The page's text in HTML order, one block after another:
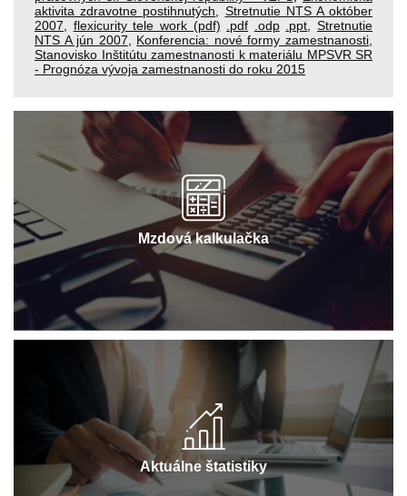
aktivita zdravotne postihnutých
Stretnutie NTS A október
2007
flexicurity tele work (pdf) .pdf .odp .ppt
Stretnutie
NTS A jún 2007
Konferencia: nové formy zamestnanosti
Stanovisko Inštitútu zamestnanosti k materiálu MPSVR SR
- Prognóza vývoja zamestnanosti do roku 2015
Mzdová kalkulačka
Aktuálne štatistiky